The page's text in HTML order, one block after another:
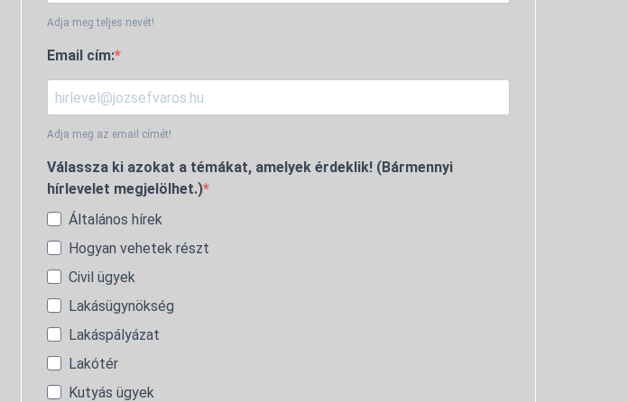
Adja meg teljes nevét!
Email cím:
Adja meg az email címét!
Válassza ki azokat a témákat, amelyek érdeklik! (Bármennyi
hírlevelet megjelölhet.)
Általános hírek
Hogyan vehetek részt
Civil ügyek
Lakásügynökség
Lakáspályázat
Lakótér
Kutyás ügyek